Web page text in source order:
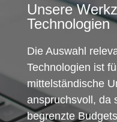
Unsere
Technologien
Die Auswahl
Technologien ist
mittelständische
anspruchsvoll, da
begrenzte